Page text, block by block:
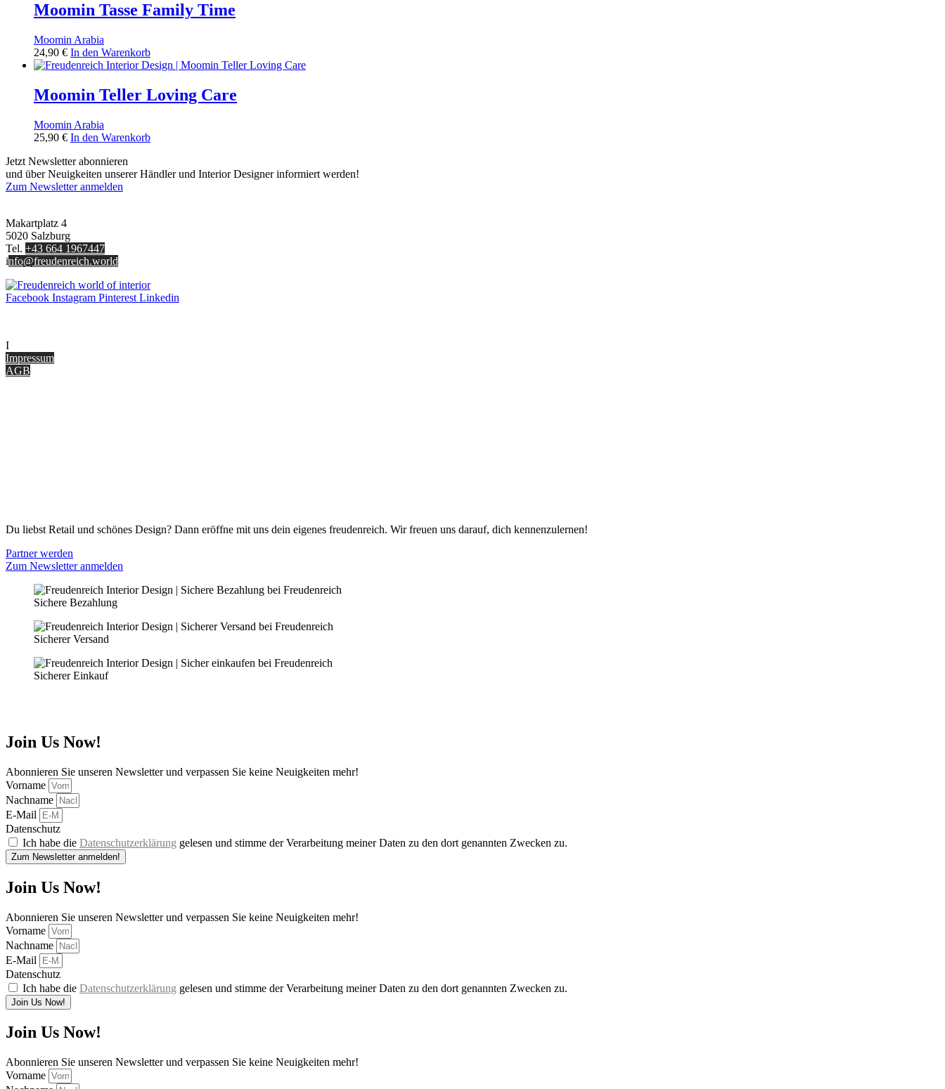
Moomin Tasse Family Time
Moomin Arabia
24,90 € In den Warenkorb
Moomin Teller Loving Care
Moomin Arabia
25,90 € In den Warenkorb
Jetzt Newsletter abonnieren
und über Neuigkeiten unserer Händler und Interior Designer informiert werden!
Zum Newsletter anmelden
Makartplatz 4
5020 Salzburg
Tel. +43 664 1967447
info@freudenreich.world
Facebook Instagram Pinterest Linkedin
I
Impressum
AGB
Du liebst Retail und schönes Design? Dann eröffne mit uns dein eigenes freudenreich. Wir freuen uns darauf, dich kennenzulernen!
Partner werden
Zum Newsletter anmelden
Sichere Bezahlung
Sicherer Versand
Sicherer Einkauf
Join Us Now!
Abonnieren Sie unseren Newsletter und verpassen Sie keine Neuigkeiten mehr!
Vorname
Nachname
E-Mail
Datenschutz
Ich habe die Datenschutzerklärung gelesen und stimme der Verarbeitung meiner Daten zu den dort genannten Zwecken zu.
Zum Newsletter anmelden!
Join Us Now!
Abonnieren Sie unseren Newsletter und verpassen Sie keine Neuigkeiten mehr!
Vorname
Nachname
E-Mail
Datenschutz
Ich habe die Datenschutzerklärung gelesen und stimme der Verarbeitung meiner Daten zu den dort genannten Zwecken zu.
Join Us Now!
Join Us Now!
Abonnieren Sie unseren Newsletter und verpassen Sie keine Neuigkeiten mehr!
Vorname